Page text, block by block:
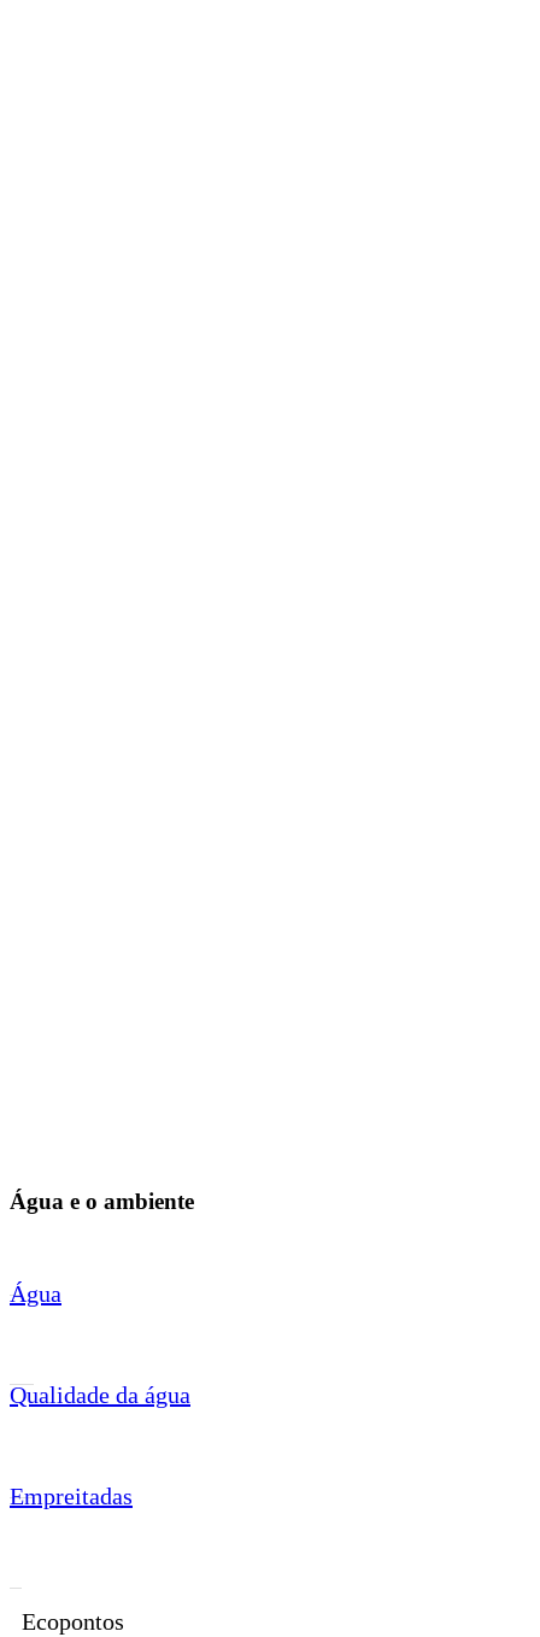
Água e o ambiente
Água
Qualidade da água
Empreitadas
Ecopontos